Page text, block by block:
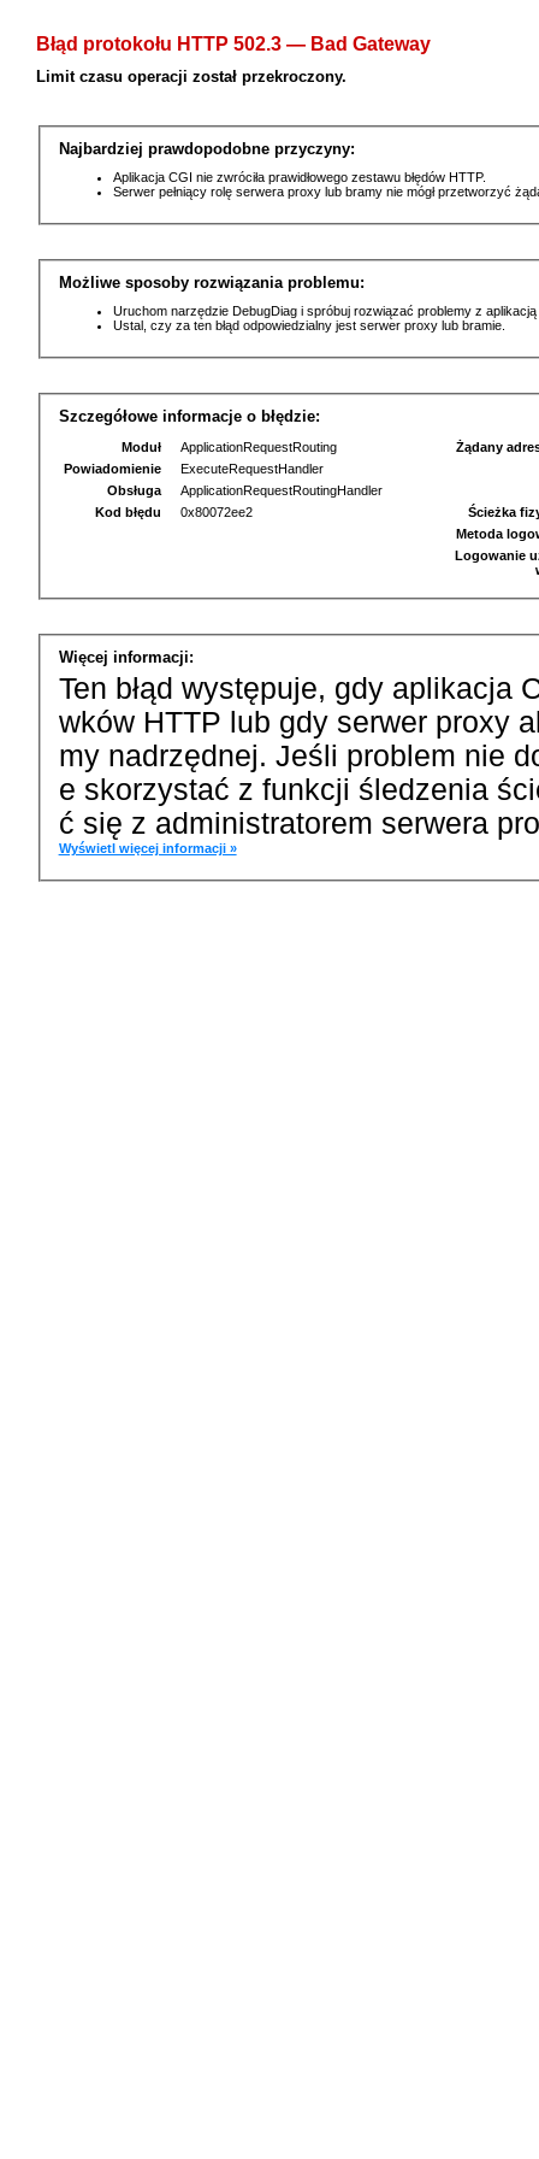
Błąd protokołu HTTP 502.3 — Bad Gateway
Limit czasu operacji został przekroczony.
Najbardziej prawdopodobne przyczyny:
Aplikacja CGI nie zwróciła prawidłowego zestawu błędów HTTP.
Serwer pełniący rolę serwera proxy lub bramy nie mógł przetworzyć
Możliwe sposoby rozwiązania problemu:
Uruchom narzędzie DebugDiag i spróbuj rozwiązać problemy z
Ustal, czy za ten błąd odpowiedzialny jest serwer proxy lub bramie.
Szczegółowe informacje o błędzie:
Moduł
ApplicationRequestRouting
Powiadomienie
ExecuteRequestHandler
Obsługa
ApplicationRequestRoutingHandler
Kod błędu
0x80072ee2
Żądany
Ścieżka
Metoda
Logowanie
Więcej informacji:
Ten błąd występuje, gdy aplikacja
wków HTTP lub gdy serwer proxy
my nadrzędnej. Jeśli problem nie
e skorzystać z funkcji śledzenia
ć się z administratorem serwera
Wyświetl więcej informacji »